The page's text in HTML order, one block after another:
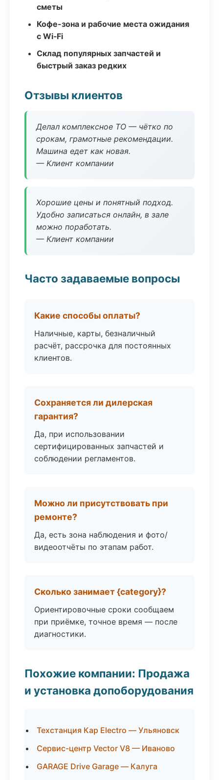
сметы
Кофе-зона и рабочие места ожидания
с Wi‑Fi
Склад популярных запчастей и
быстрый заказ редких
Отзывы клиентов
Делал комплексное ТО — чётко по
срокам, грамотные рекомендации.
Машина едет как новая.
— Клиент компании
Хорошие цены и понятный подход.
Удобно записаться онлайн, в зале
можно поработать.
— Клиент компании
Часто задаваемые вопросы
Какие способы оплаты?
Наличные, карты, безналичный
расчёт, рассрочка для постоянных
клиентов.
Сохраняется ли дилерская
гарантия?
Да, при использовании
сертифицированных запчастей и
соблюдении регламентов.
Можно ли присутствовать при
ремонте?
Да, есть зона наблюдения и фото/
видеоотчёты по этапам работ.
Сколько занимает {category}?
Ориентировочные сроки сообщаем
при приёмке, точное время — после
диагностики.
Похожие компании: Продажа
и установка допоборудования
Техстанция Кар Electro — Ульяновск
Сервис-центр Vector V8 — Иваново
GARAGE Drive Garage — Калуга